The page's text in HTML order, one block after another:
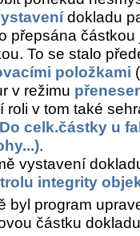
dokladu
přepsána
To se stalo
položkami
v režimu
roli v tom také
Do celk.částky u
.
vystavení
integrity
byl program
částku